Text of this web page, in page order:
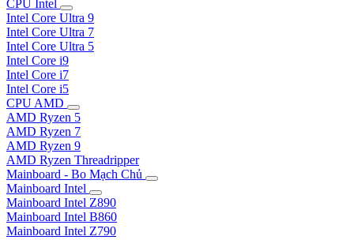
CPU Intel
Intel Core Ultra 9
Intel Core Ultra 7
Intel Core Ultra 5
Intel Core i9
Intel Core i7
Intel Core i5
CPU AMD
AMD Ryzen 5
AMD Ryzen 7
AMD Ryzen 9
AMD Ryzen Threadripper
Mainboard - Bo Mạch Chủ
Mainboard Intel
Mainboard Intel Z890
Mainboard Intel B860
Mainboard Intel Z790